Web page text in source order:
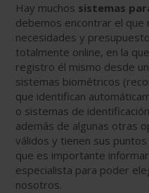
Hay muchos sistemas
debemos encontrar el
necesidades y
totalmente online, en la
registro él mismo desde
sistemas biométricos
que identifican
o sistemas de
además de algunas otras
válidos y tienen sus
que es importante
especialista para poder
nosotros.